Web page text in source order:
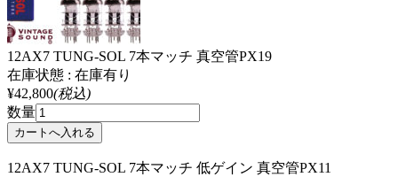
12AX7 TUNG-SOL 7本マッチ 真空管PX19
在庫状態 : 在庫有り
¥42,800(税込)
数量
12AX7 TUNG-SOL 7本マッチ 低ゲイン 真空管PX11